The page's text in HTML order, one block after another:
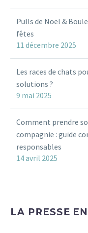
Pulls de Noël &
fêtes
11 décembre 2025
Les races de chats
solutions ?
9 mai 2025
Comment prendre
compagnie : guide
responsables
14 avril 2025
LA PRESSE